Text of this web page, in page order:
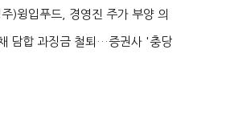
’
)윙입푸드, 경영진 주가 부양 의
한가...
담합 과징금 철퇴…증권사 '충당